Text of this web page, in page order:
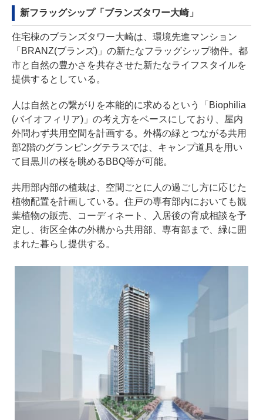
新フラッグシップ「ブランズタワー大崎」
住宅棟のブランズタワー大崎は、環境先進マンション
「BRANZ(ブランズ)」の新たなフラッグシップ物件。都
市と自然の豊かさを共存させた新たなライフスタイルを
提供するとしている。
人は自然との繋がりを本能的に求めるという「Biophilia
(バイオフィリア)」の考え方をベースにしており、屋内
外問わず共用空間を計画する。外構の緑とつながる共用
部2階のグランピングテラスでは、キャンプ道具を用い
て目黒川の桜を眺めるBBQ等が可能。
共用部内部の植栽は、空間ごとに人の過ごし方に応じた
植物配置を計画している。住戸の専有部内においても観
葉植物の販売、コーディネート、入居後の育成相談を予
定し、街区全体の外構から共用部、専有部まで、緑に囲
まれた暮らし提供する。